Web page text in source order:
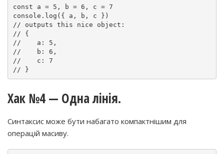
const a = 5, b = 6, c = 7
console.log({ a, b, c })
// outputs this nice object:
// {
//    a: 5,
//    b: 6,
//    c: 7
// }
Хак №4 — Одна лінія.
Синтаксис може бути набагато компактнішим для
операцій масиву.